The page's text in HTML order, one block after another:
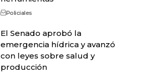
Policiales
El Senado aprobó la
emergencia hídrica y avanzó
con leyes sobre salud y
producción